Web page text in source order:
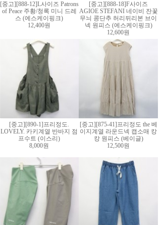
[중고][888-12]L사이즈 Patrons
of Peace 주황/청록 미니 드레
스 (에스케이핑크)
12,400원
[중고][888-18]F사이즈
AGIOE STEFANI 네이비 잔꽃
무늬 콩단추 허리뒤리본 브이
넥 원피스 (에스케이핑크)
12,600원
[중고][890-1]프리정도.
LOVELY. 카키계열 반바지 점
프수트 (이스리)
8,000원
[중고][875-41]프리정도 the 베
이지계열 라운드넥 캡소매 캉
캉 원피스 (베이글)
12,500원